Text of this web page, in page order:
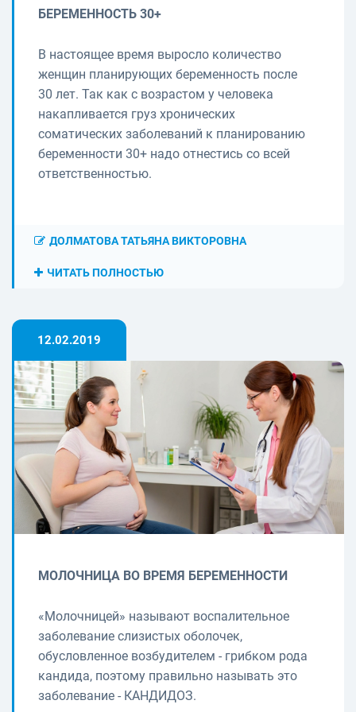
БЕРЕМЕННОСТЬ 30+
В настоящее время выросло количество
женщин планирующих беременность после
30 лет. Так как с возрастом у человека
накапливается груз хронических
соматических заболеваний к планированию
беременности 30+ надо отнестись со всей
ответственностью.
ДОЛМАТОВА ТАТЬЯНА ВИКТОРОВНА
ЧИТАТЬ ПОЛНОСТЬЮ
12.02.2019
МОЛОЧНИЦА ВО ВРЕМЯ БЕРЕМЕННОСТИ
«Молочницей» называют воспалительное
заболевание слизистых оболочек,
обусловленное возбудителем - грибком рода
кандида, поэтому правильно называть это
заболевание - КАНДИДОЗ.